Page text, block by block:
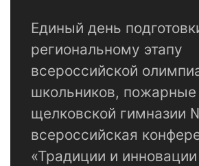
Единый день
региональному этапу
всероссийской
школьников, пожарные
щелковской гимназии
всероссийская
«Традиции и